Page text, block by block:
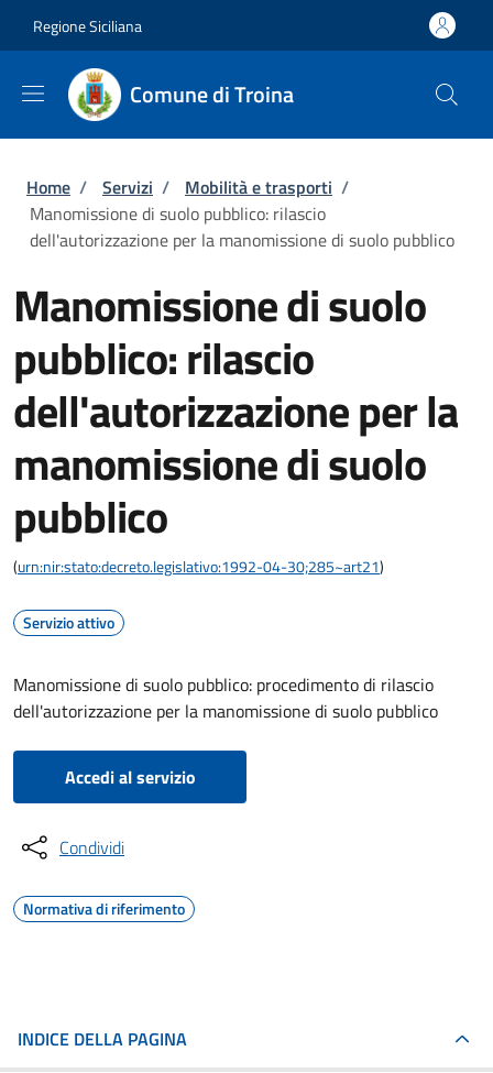
Regione Siciliana
Comune di Troina
Briciole di pane
Home / Servizi / Mobilità e trasporti /
Manomissione di suolo pubblico: rilascio
dell'autorizzazione per la manomissione di suolo pubblico
Manomissione di suolo
pubblico: rilascio
dell'autorizzazione per la
manomissione di suolo
pubblico
(urn:nir:stato:decreto.legislativo:1992-04-30;285~art21)
Servizio attivo
Manomissione di suolo pubblico: procedimento di rilascio
dell'autorizzazione per la manomissione di suolo pubblico
Accedi al servizio
Condividi
Normativa di riferimento
INDICE DELLA PAGINA